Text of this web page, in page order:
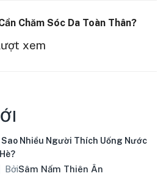
Chăm Sóc Da Toàn Thân?
xem
Sao Nhiều Người Thích Uống Nước
BởiSâm Nấm Thiên Ân